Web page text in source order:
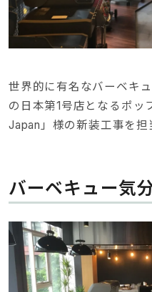
世界的に有名なバーベキ
の日本第1号店となるポッ
Japan」様の新装工事を担
バーベキュー気